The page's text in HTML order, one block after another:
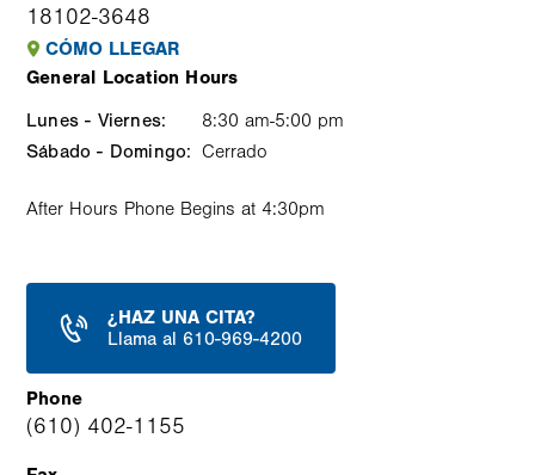
18102-3648
CÓMO LLEGAR
General Location Hours
Weekday
Time
slot
Comment
Lunes - Viernes:
8:30 am-5:00 pm
Sábado - Domingo: Cerrado
After Hours Phone Begins at 4:30pm
¿HAZ UNA CITA?
Llama al 610-969-4200
Phone
(610) 402-1155